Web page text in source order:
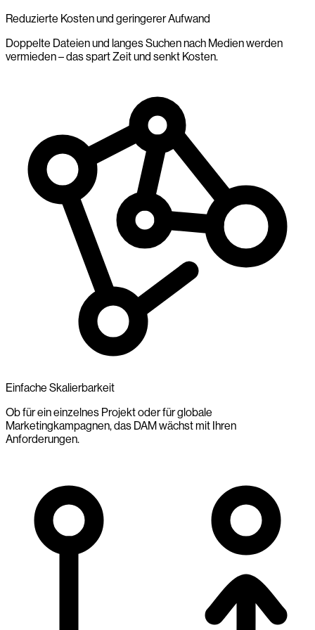
Reduzierte Kosten und geringerer Aufwand
Doppelte Dateien und langes Suchen nach Medien werden
vermieden – das spart Zeit und senkt Kosten.
Einfache Skalierbarkeit
Ob für ein einzelnes Projekt oder für globale
Marketingkampagnen, das DAM wächst mit Ihren
Anforderungen.